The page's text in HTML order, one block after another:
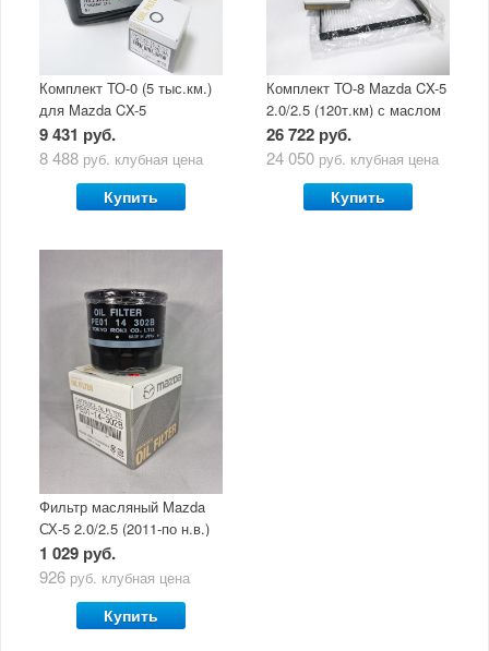
Комплект ТО-0 (5 тыс.км.)
для Mazda CX-5
(двигатель 2.0/2.5) с
маслом Mazda Original Oil
9 431 руб.
8 488 руб. клубная цена
Купить
Комплект ТО-8 Mazda CX-5
2.0/2.5 (120т.км) с маслом
Mazda Original Oil Ultra
5W30
26 722 руб.
24 050 руб. клубная цена
Купить
Фильтр масляный Mazda
СХ-5 2.0/2.5 (2011-по н.в.)
1 029 руб.
926 руб. клубная цена
Купить